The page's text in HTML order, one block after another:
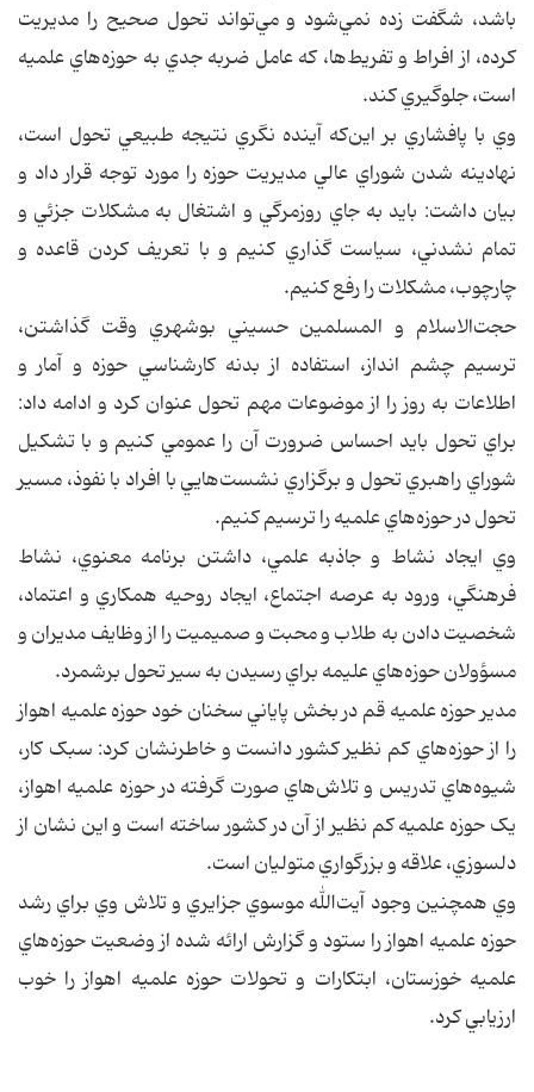
باشد، شگفت زده نمي‌شود و مي‌تواند تحول صحيح را مديريت
كرده، از افراط و تفريط‌ها، كه عامل ضربه جدي به حوزه‌هاي علميه
است، جلوگيري كند.
وي با پافشاري بر اين‌كه آينده نگري نتيجه طبيعي تحول است،
نهادينه شدن شوراي عالي مديريت حوزه را مورد توجه قرار داد و
بيان داشت: بايد به جاي روزمرگي و اشتغال به مشكلات جزئي و
تمام نشدني، سياست گذاري كنيم و با تعريف كردن قاعده و
چارچوب، مشكلات را رفع كنيم.
حجت‌الاسلام و المسلمين حسيني بوشهري وقت گذاشتن،
ترسيم چشم انداز، استفاده از بدنه كارشناسي حوزه و آمار و
اطلاعات به روز را از موضوعات مهم تحول عنوان كرد و ادامه داد:
براي تحول بايد احساس ضرورت آن را عمومي كنيم و با تشكيل
شوراي راهبري تحول و برگزاري نشست‌هايي با افراد با نفوذ، مسير
تحول در حوزه‌هاي علميه را ترسيم كنيم.
وي ايجاد نشاط و جاذبه علمي، داشتن برنامه معنوي، نشاط
فرهنگي، ورود به عرصه اجتماع، ايجاد روحيه همكاري و اعتماد،
شخصيت دادن به طلاب و محبت و صميميت را از وظايف مديران و
مسؤولان حوزه‌هاي عليمه براي رسيدن به سير تحول برشمرد.
مدير حوزه علميه قم در بخش پاياني سخنان خود حوزه علميه اهواز
را از حوزه‌هاي کم نظير کشور دانست و خاطرنشان كرد: سبک کار،
شيوه‌هاي تدريس و تلاش‌هاي صورت گرفته در حوزه علميه اهواز،
يک حوزه علميه کم نظير از آن در کشور ساخته است و اين نشان از
دلسوزي، علاقه و بزرگواري متوليان است.
وي همچنين وجود آيت‌الله موسوي جزايري و تلاش وي براي رشد
حوزه‌ علميه اهواز را ستود و گزارش ارائه شده از وضعيت حوزه‌هاي
علميه خوزستان، ابتكارات و تحولات حوزه علميه اهواز را خوب
ارزيابي كرد.